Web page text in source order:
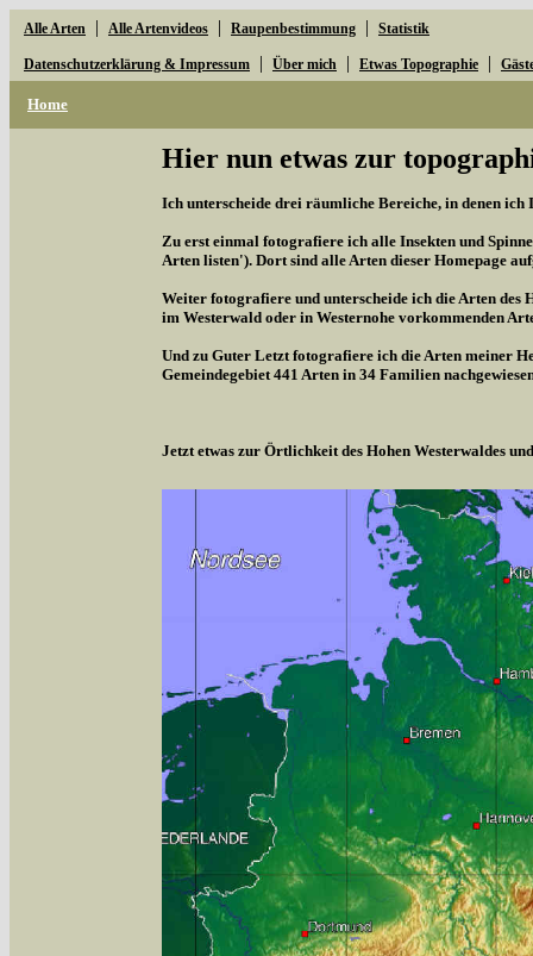
Alle Arten | Alle Artenvideos | Raupenbestimmung | Statistik
Datenschutzerklärung & Impressum | Über mich | Etwas Topographie |
Home
Hier nun etwas zur
Ich unterscheide drei räumliche Bereiche, in denen ich
Zu erst einmal fotografiere ich alle Insekten und
Arten listen'). Dort sind alle Arten dieser Homepage
Weiter fotografiere und unterscheide ich die Arten des
im Westerwald oder in Westernohe vorkommenden
Und zu Guter Letzt fotografiere ich die Arten meiner
Gemeindegebiet 441 Arten in 34 Familien
Jetzt etwas zur Örtlichkeit des Hohen Westerwaldes